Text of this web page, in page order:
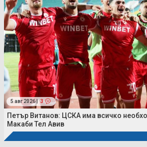
5 авг 2026 | 3
Петър Витанов: ЦСКА има всичко
Макаби Тел Авив